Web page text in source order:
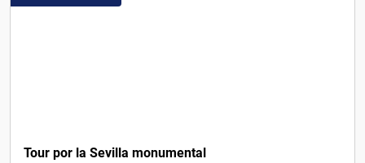
Tour por la Sevilla monumental